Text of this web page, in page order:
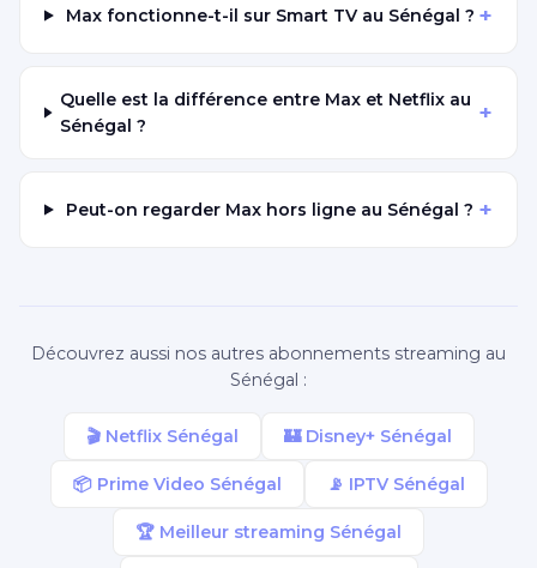
Max fonctionne-t-il sur Smart TV au Sénégal ? +
Quelle est la différence entre Max et Netflix au
Sénégal ?
+
Peut-on regarder Max hors ligne au Sénégal ? +
Découvrez aussi nos autres abonnements streaming au
Sénégal :
🎬 Netflix Sénégal 🏰 Disney+ Sénégal
📦 Prime Video Sénégal 📡 IPTV Sénégal
🏆 Meilleur streaming Sénégal